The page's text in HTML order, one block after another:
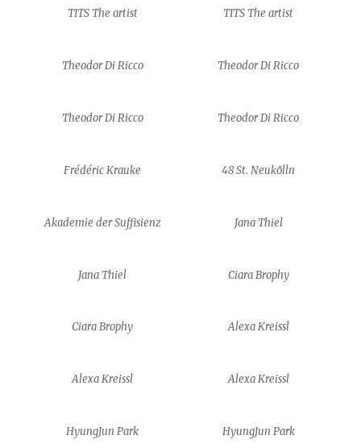
TITS The artist TITS The artist
Theodor Di Ricco Theodor Di Ricco
Theodor Di Ricco Theodor Di Ricco
Frédéric Krauke 48 St. Neukölln
Akademie der Suffisienz Jana Thiel
Jana Thiel Ciara Brophy
Ciara Brophy Alexa Kreissl
Alexa Kreissl Alexa Kreissl
HyungJun Park HyungJun Park